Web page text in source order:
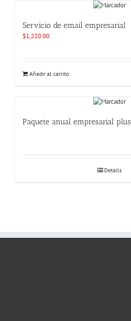
Servicio de email empresarial
$1,220.00
Añadir al carrito
Paquete anual empresarial plus
Details